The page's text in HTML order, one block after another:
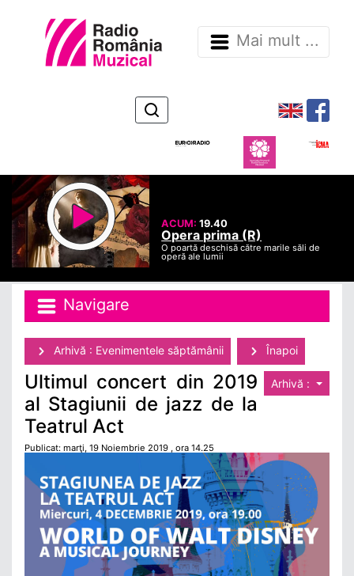
Mai mult ...
ACUM:19.40
Opera prima (R)
O poartă deschisă către marile săli de
operă ale lumii
Navigare
Arhivă : Evenimentele săptămânii Înapoi
Arhivă :
Ultimul concert din 2019
al Stagiunii de jazz de la
Teatrul Act
Publicat: marţi, 19 Noiembrie 2019 , ora 14.25